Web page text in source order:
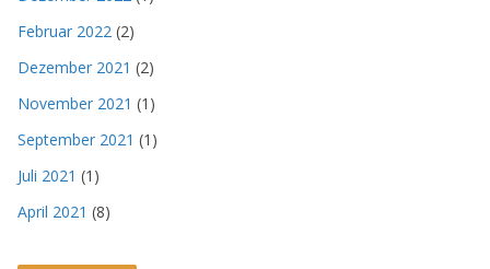
Februar 2022 (2)
Dezember 2021 (2)
November 2021 (1)
September 2021 (1)
Juli 2021 (1)
April 2021 (8)